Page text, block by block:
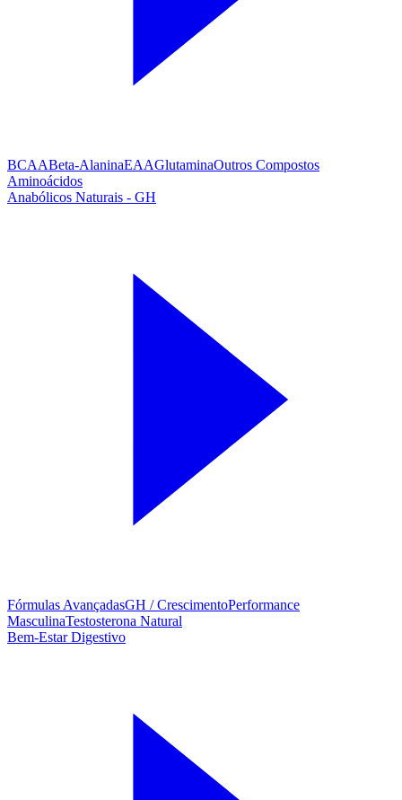
BCAABeta-AlaninaEAAGlutaminaOutros Compostos
Aminoácidos
Anabólicos Naturais - GH
Fórmulas AvançadasGH / CrescimentoPerformance
MasculinaTestosterona Natural
Bem-Estar Digestivo